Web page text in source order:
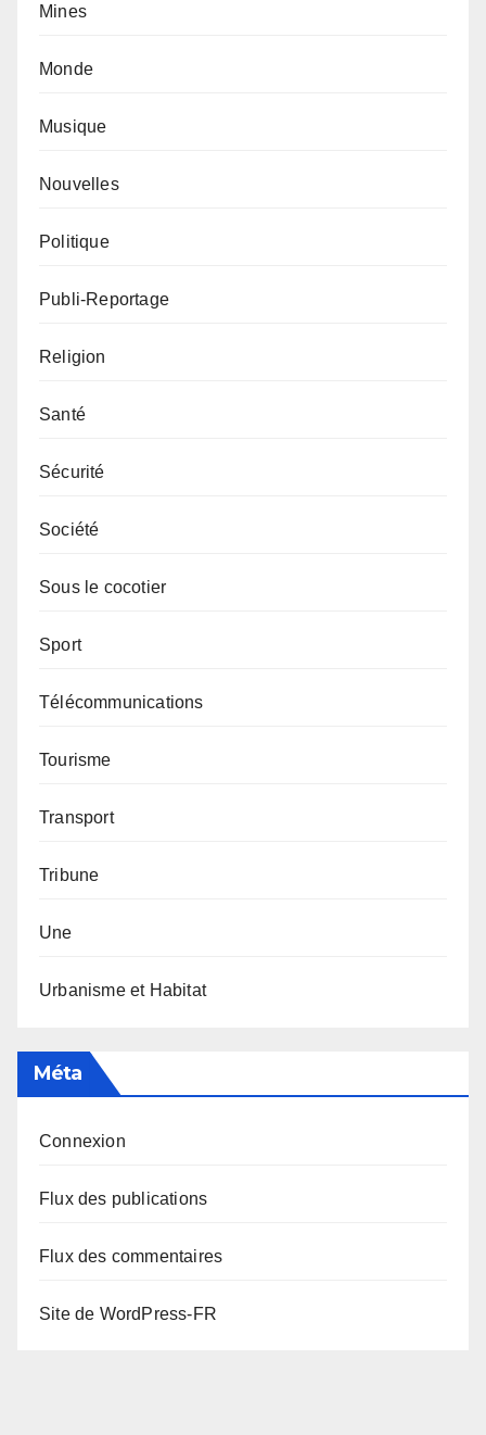
Mines
Monde
Musique
Nouvelles
Politique
Publi-Reportage
Religion
Santé
Sécurité
Société
Sous le cocotier
Sport
Télécommunications
Tourisme
Transport
Tribune
Une
Urbanisme et Habitat
Méta
Connexion
Flux des publications
Flux des commentaires
Site de WordPress-FR